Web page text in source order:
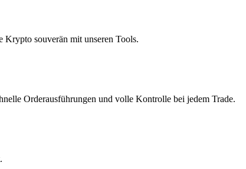
souverän mit unseren Tools.
Orderausführungen und volle Kontrolle bei jedem Trade.